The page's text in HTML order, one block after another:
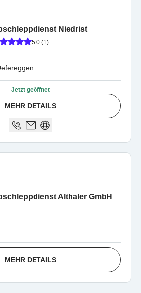
Niedrist
5.0 (1)
Jetzt geöffnet
MEHR DETAILS
Althaler GmbH
MEHR DETAILS